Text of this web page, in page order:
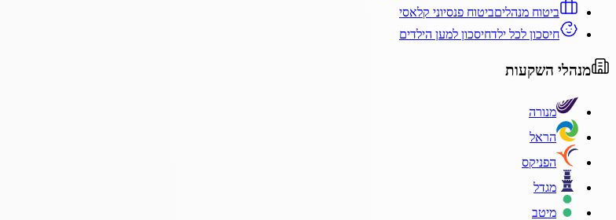
ביטוח מנהליםביטוח פנסיוני קלאסי
חיסכון לכל ילדחיסכון למען הילדים
מנהלי השקעות
מנורה
הראל
הפניקס
מגדל
מיטב